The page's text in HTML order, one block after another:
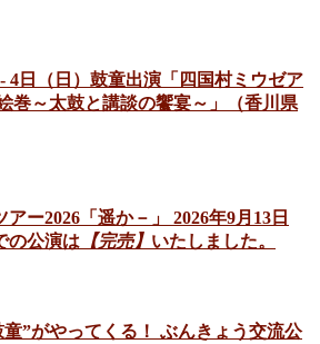
4日（日）鼓童出演「四国村ミウゼア
巻～太鼓と講談の饗宴～」（香川県
ー2026「遥か－」 2026年9月13日
の公演は 【完売】 いたしました。
童”がやってくる！ ぶんきょう交流公